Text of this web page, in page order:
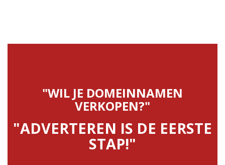
"WIL JE DOMEINNAMEN
VERKOPEN?"
"ADVERTEREN IS DE EERSTE
STAP!"